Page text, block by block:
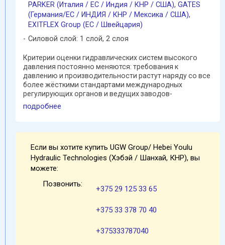
PARKER (Италия / ЕС / Индия / КНР / США), GATES
(Германия/EC / ИНДИЯ / КНР / Мексика / США),
EXITFLEX Group (ЕС / Швейцария)
Силовой слой: 1 слой, 2 слоя
Критерии оценки гидравлических систем высокого
давления постоянно меняются: требования к
давлению и производительности растут наряду со все
более жёсткими стандартами международных
регулирующих органов и ведущих заводов-
производителей оборудования ...
подробнее
Если вы хотите купить UGW Group/ Hebei Youlu
Hydraulic Technologies (Хэбэй / Шанхай, КНР), вы
можете:
Позвонить:
+375 29 125 33 65
+375 33 378 70 40
+375333787040